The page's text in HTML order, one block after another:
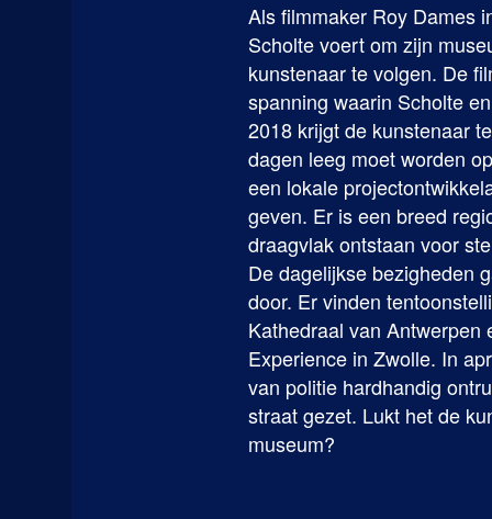
Als filmmaker Roy Dames
Scholte voert om zijn
kunstenaar te volgen. De
spanning waarin Scholte
2018 krijgt de kunstenaar
dagen leeg moet worden
een lokale
geven. Er is een breed
draagvlak ontstaan voor
De dagelijkse bezigheden
door. Er vinden
Kathedraal van
Experience in Zwolle. In
van politie hardhandig
straat gezet. Lukt het de
museum?